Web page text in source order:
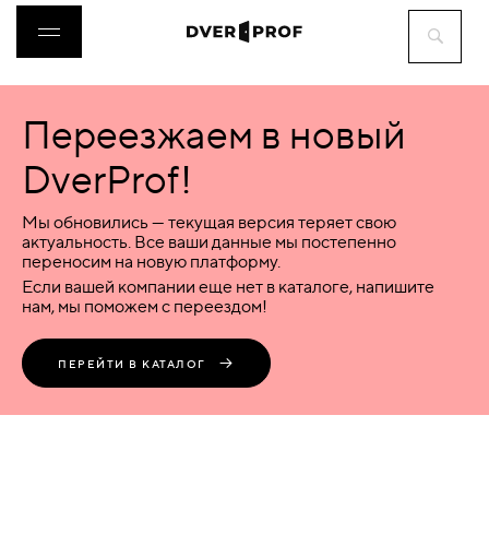
ДВЕРИ
ФУРНИТУРА
ВОРОТА
ПЕРЕГОРОДКИ
Переезжаем в новый
DverProf!
Мы обновились — текущая версия теряет свою
актуальность. Все ваши данные мы постепенно
переносим на новую платформу.
Если вашей компании еще нет в каталоге, напишите
нам, мы поможем с переездом!
ПЕРЕЙТИ В КАТАЛОГ